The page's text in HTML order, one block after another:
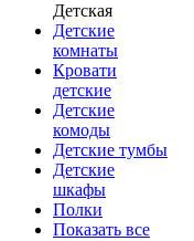
Детская
Детские
комнаты
Кровати
детские
Детские
комоды
Детские тумбы
Детские
шкафы
Полки
Показать все